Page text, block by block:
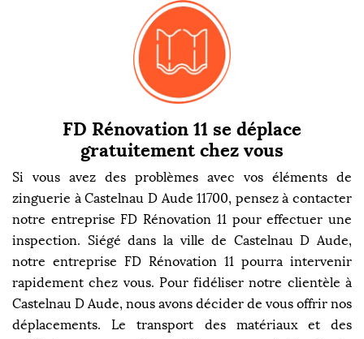
FD Rénovation 11 se déplace
gratuitement chez vous
Si vous avez des problèmes avec vos éléments de
zinguerie à Castelnau D Aude 11700, pensez à contacter
notre entreprise FD Rénovation 11 pour effectuer une
inspection. Siégé dans la ville de Castelnau D Aude,
notre entreprise FD Rénovation 11 pourra intervenir
rapidement chez vous. Pour fidéliser notre clientèle à
Castelnau D Aude, nous avons décider de vous offrir nos
déplacements. Le transport des matériaux et des